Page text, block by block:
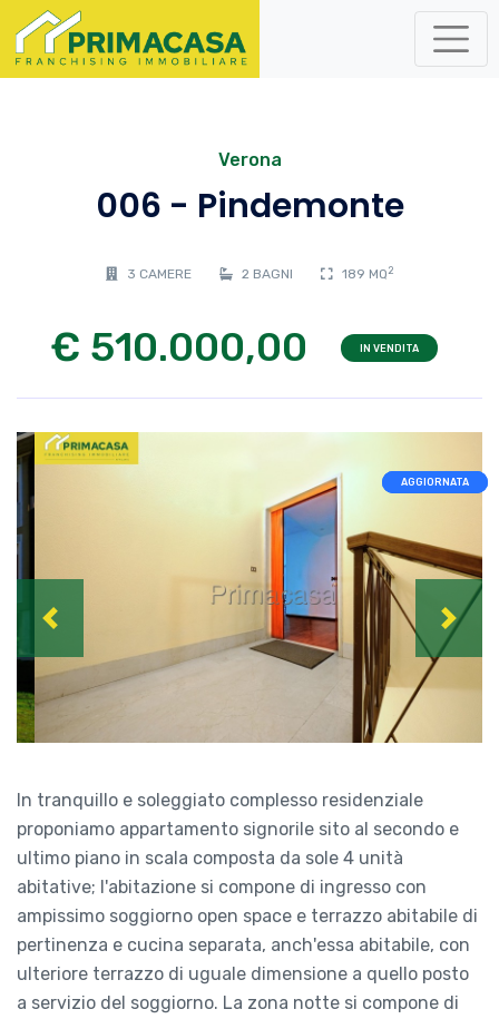
Verona
006 - Pindemonte
3 CAMERE 2 BAGNI 189 MQ 2
€ 510.000,00 IN VENDITA
Previous Next
In tranquillo e soleggiato complesso residenziale
proponiamo appartamento signorile sito al secondo e
ultimo piano in scala composta da sole 4 unità
abitative; l'abitazione si compone di ingresso con
ampissimo soggiorno open space e terrazzo abitabile di
pertinenza e cucina separata, anch'essa abitabile, con
ulteriore terrazzo di uguale dimensione a quello posto
a servizio del soggiorno. La zona notte si compone di
AGGIORNATA
AGGIORNATA
AGGIORNATA